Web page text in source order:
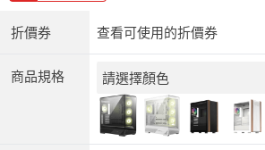
折價券 查看可使用的折價券
商品規格 請選擇顏色